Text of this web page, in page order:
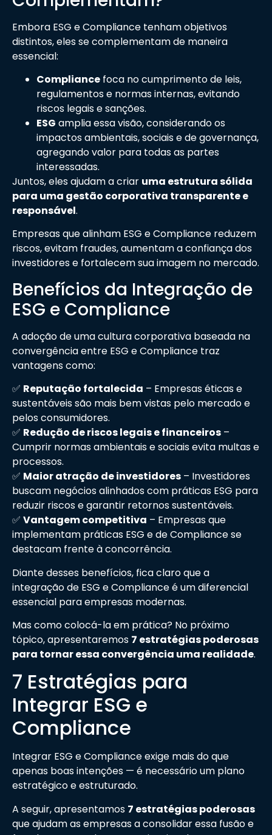
Embora ESG e Compliance tenham objetivos
distintos, eles se complementam de maneira
essencial:
Compliance foca no cumprimento de leis,
regulamentos e normas internas, evitando
riscos legais e sanções.
ESG amplia essa visão, considerando os
impactos ambientais, sociais e de governança,
agregando valor para todas as partes
interessadas.
Juntos, eles ajudam a criar uma estrutura sólida
para uma gestão corporativa transparente e
responsável.
Empresas que alinham ESG e Compliance reduzem
riscos, evitam fraudes, aumentam a confiança dos
investidores e fortalecem sua imagem no mercado.
Benefícios da Integração de
ESG e Compliance
A adoção de uma cultura corporativa baseada na
convergência entre ESG e Compliance traz
vantagens como:
✅ Reputação fortalecida – Empresas éticas e
sustentáveis são mais bem vistas pelo mercado e
pelos consumidores.
✅ Redução de riscos legais e financeiros –
Cumprir normas ambientais e sociais evita multas e
processos.
✅ Maior atração de investidores – Investidores
buscam negócios alinhados com práticas ESG para
reduzir riscos e garantir retornos sustentáveis.
✅ Vantagem competitiva – Empresas que
implementam práticas ESG e de Compliance se
destacam frente à concorrência.
Diante desses benefícios, fica claro que a
integração de ESG e Compliance é um diferencial
essencial para empresas modernas.
Mas como colocá-la em prática? No próximo
tópico, apresentaremos 7 estratégias poderosas
para tornar essa convergência uma realidade.
7 Estratégias para
Integrar ESG e
Compliance
Integrar ESG e Compliance exige mais do que
apenas boas intenções — é necessário um plano
estratégico e estruturado.
A seguir, apresentamos 7 estratégias poderosas
que ajudam as empresas a consolidar essa fusão e